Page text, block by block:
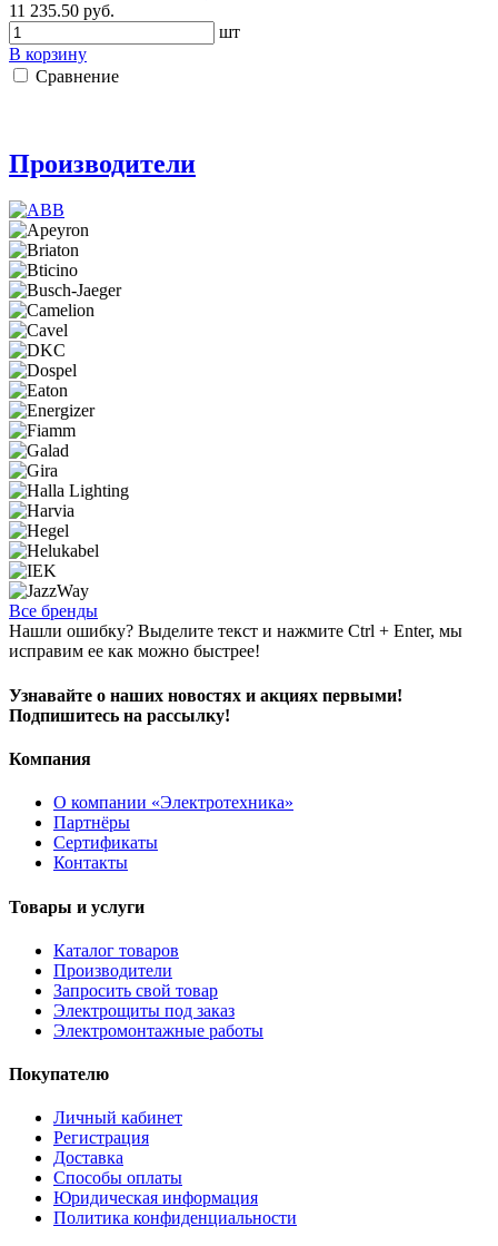
11 235.50 руб.
шт
В корзину
Сравнение
Производители
Все бренды
Нашли ошибку? Выделите текст и нажмите Ctrl + Enter, мы
исправим ее как можно быстрее!
Узнавайте о наших новостях и акциях первыми!
Подпишитесь на рассылку!
Компания
О компании «Электротехника»
Партнёры
Сертификаты
Контакты
Товары и услуги
Каталог товаров
Производители
Запросить свой товар
Электрощиты под заказ
Электромонтажные работы
Покупателю
Личный кабинет
Регистрация
Доставка
Способы оплаты
Юридическая информация
Политика конфиденциальности